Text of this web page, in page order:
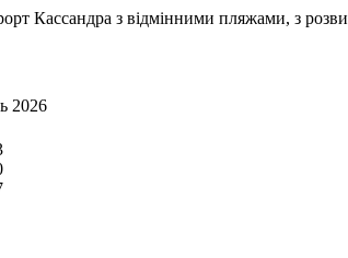
Кассандра з відмінними пляжами, з
2026